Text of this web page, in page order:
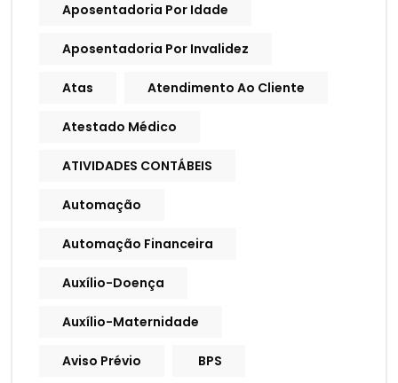
Aposentadoria Por Idade
Aposentadoria Por Invalidez
Atas Atendimento Ao Cliente
Atestado Médico
ATIVIDADES CONTÁBEIS
Automação
Automação Financeira
Auxílio-Doença
Auxílio-Maternidade
Aviso Prévio BPS